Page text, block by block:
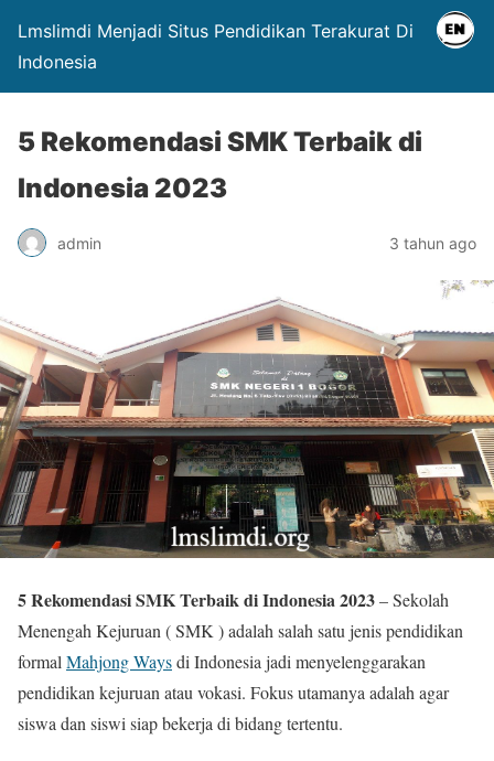
Lmslimdi Menjadi Situs Pendidikan Terakurat Di
Indonesia
5 Rekomendasi SMK Terbaik di
Indonesia 2023
admin 3 tahun ago
5 Rekomendasi SMK Terbaik di Indonesia 2023– Sekolah
Menengah Kejuruan ( SMK ) adalah salah satu jenis pendidikan
formal Mahjong Waysdi Indonesia jadi menyelenggarakan
pendidikan kejuruan atau vokasi. Fokus utamanya adalah agar
siswa dan siswi siap bekerja di bidang tertentu.